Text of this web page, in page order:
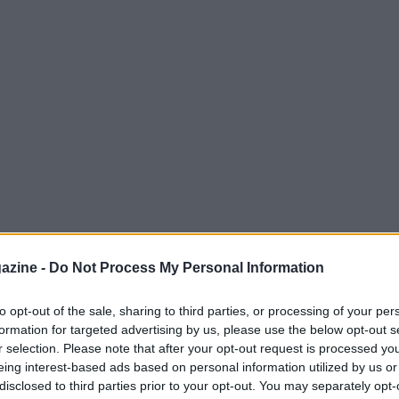
- Do Not Process My Personal Information
opt-out of the sale, sharing to third parties, or processing of your
for targeted advertising by us, please use the below opt-out
selection. Please note that after your opt-out request is processed
interest-based ads based on personal information utilized by us
to third parties prior to your opt-out. You may separately
stampa Juventus-Roma. “Sarà una gara
Dobbiamo stare attenti sulle
di gamba pronti a ripartire”